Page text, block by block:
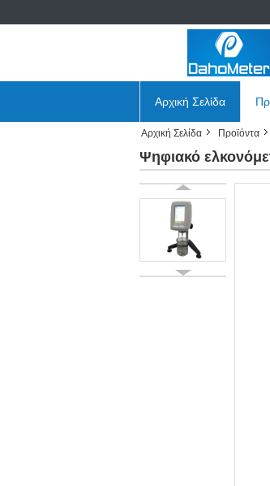
Αρχική Σελίδα
Αρχική Σελίδα Προϊόντα
Ψηφιακό